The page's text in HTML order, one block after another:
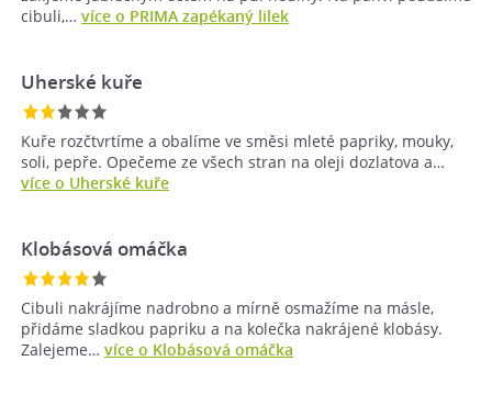
cibuli,… více o PRIMA zapékaný lilek
Uherské kuře
Kuře rozčtvrtíme a obalíme ve směsi mleté papriky, mouky,
soli, pepře. Opečeme ze všech stran na oleji dozlatova a…
více o Uherské kuře
Klobásová omáčka
Cibuli nakrájíme nadrobno a mírně osmažíme na másle,
přidáme sladkou papriku a na kolečka nakrájené klobásy.
Zalejeme… více o Klobásová omáčka